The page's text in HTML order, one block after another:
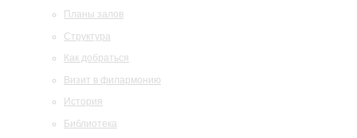
Планы залов
Структура
Как добраться
Визит в филармонию
История
Библиотека